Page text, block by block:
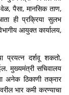
पैसा, मानसिक ताण,
ही प्रक्रिया सुलभ
आयुक्त कार्यालय,
प्रयत्न दर्शवू शकतो,
मुख्यमंत्री सचिवालय
अनेक ठिकाणी तक्रार
भार कमी करण्याचा